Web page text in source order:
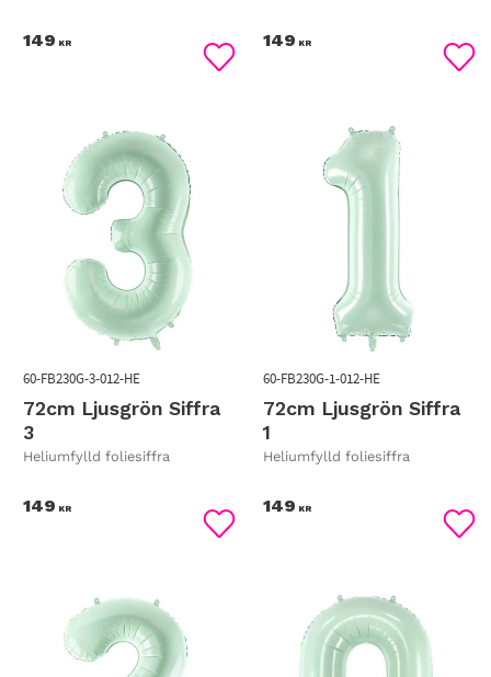
149 KR
Lägg till i favoriter
149 KR
72cm Ljusgrön Siffra
3
Heliumfylld foliesiffra
60-FB230G-3-012-HE
149 KR
Lägg till i favoriter
72cm Ljusgrön Siffra
1
Heliumfylld foliesiffra
60-FB230G-1-012-HE
149 KR